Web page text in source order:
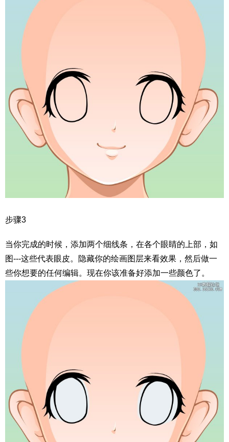
步骤3
当你完成的时候，添加两个细线条，在各个眼睛的上部，如
图---这些代表眼皮。隐藏你的绘画图层来看效果，然后做一
些你想要的任何编辑。现在你该准备好添加一些颜色了。